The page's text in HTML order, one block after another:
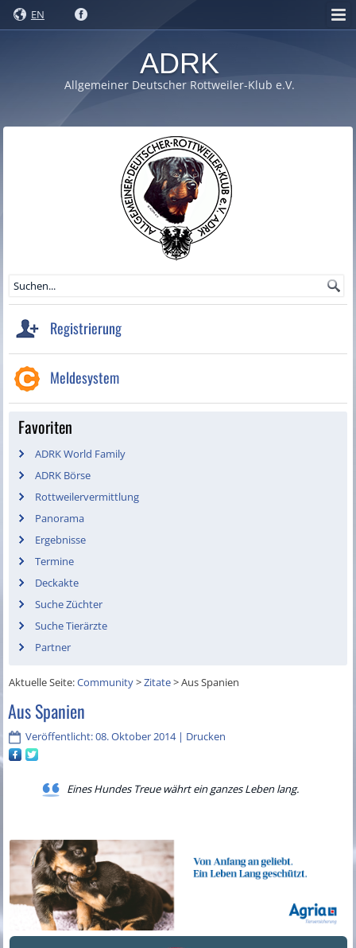
EN
ADRK
Allgemeiner Deutscher Rottweiler-Klub e.V.
Registrierung
Meldesystem
Favoriten
ADRK World Family
ADRK Börse
Rottweilervermittlung
Panorama
Ergebnisse
Termine
Deckakte
Suche Züchter
Suche Tierärzte
Partner
Aktuelle Seite:Community>Zitate>Aus Spanien
Aus Spanien
Veröffentlicht: 08. Oktober 2014| Drucken
Eines Hundes Treue währt ein ganzes Leben lang.